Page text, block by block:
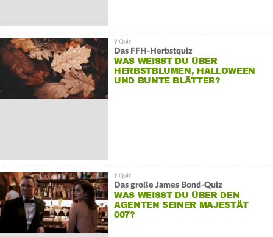
Das FFH-Herbstquiz
WAS WEISST DU ÜBER H
ERBSTBLUMEN, HALLOWEEN U
ND BUNTE BLÄTTER?
Das große James Bond-Quiz
WAS WEISST DU ÜBER DEN A
GENTEN SEINER MAJESTÄT 0
07?